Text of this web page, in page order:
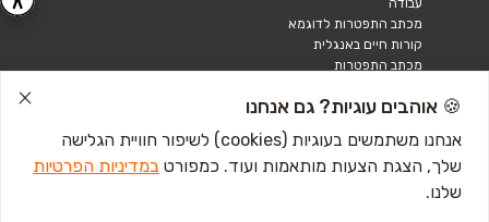
מכתב התפטרות לדוגמא
קורות חיים באנגלית
מכתב התפטרות
🍪 אוהבים עוגיות? גם אנחנו
אנחנו משתמשים בעוגיות (cookies) לשיפור חוויית הגלישה
שלך, הצגת הצעות מותאמות ועוד. כמפורט במדיניות הפרטיות
שלנו.